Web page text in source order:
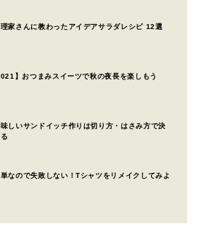
家さんに教わったアイデアサラダレシピ 12選
021】おつまみスイーツで秋の夜長を楽しもう
しいサンドイッチ作りは切り方・はさみ方で決
なので失敗しない！Tシャツをリメイクしてみよ